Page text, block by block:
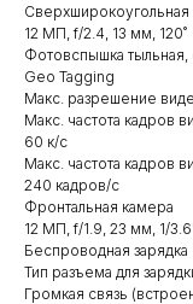
Сверхширокоугольная
12 МП, f/2.4, 13 мм, 120˚
Фотовспышка тыльная,
Geo Tagging
Макс. разрешение
Макс. частота кадров
60 к/c
Макс. частота кадров
240 кадров/с
Фронтальная камера
12 МП, f/1.9, 23 мм, 1/
Беспроводная зарядка
Тип разъема для
Громкая связь